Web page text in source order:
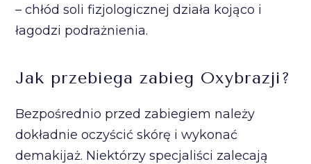
– chłód soli fizjologicznej działa kojąco i
łagodzi podrażnienia.
Jak przebiega zabieg Oxybrazji?
Bezpośrednio przed zabiegiem należy
dokładnie oczyścić skórę i wykonać
demakijaż. Niektórzy specjaliści zalecają